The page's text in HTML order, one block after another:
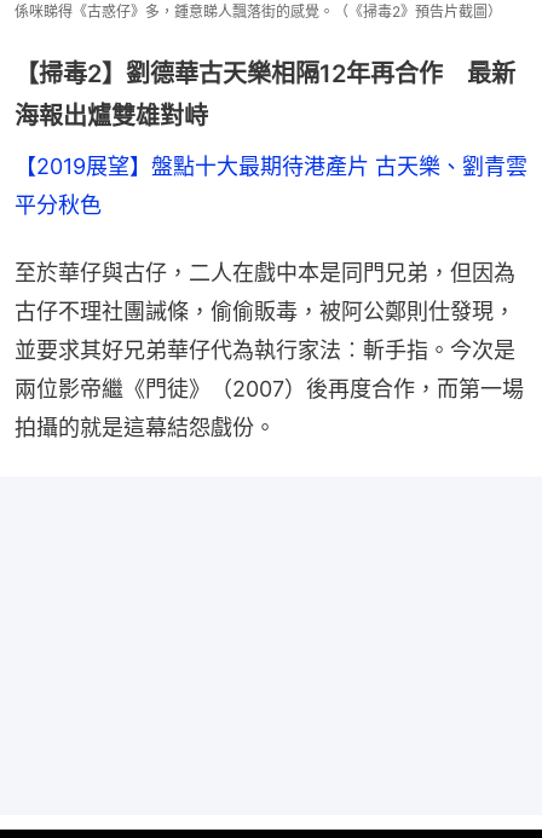
係咪睇得《古惑仔》多，鍾意睇人飄落街的感覺。（《掃毒2》預告片截圖）
【掃毒2】劉德華古天樂相隔12年再合作 最新
海報出爐雙雄對峙
【2019展望】盤點十大最期待港產片 古天樂、劉青雲
平分秋色
至於華仔與古仔，二人在戲中本是同門兄弟，但因為
古仔不理社團誡條，偷偷販毒，被阿公鄭則仕發現，
並要求其好兄弟華仔代為執行家法︰斬手指。今次是
兩位影帝繼《門徒》（2007）後再度合作，而第一場
拍攝的就是這幕結怨戲份。